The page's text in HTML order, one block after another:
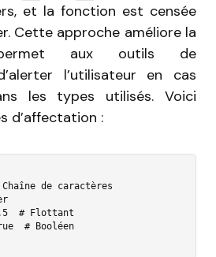
et la fonction est censée
Cette approche améliore la
aux outils de
l’utilisateur en cas
les types utilisés. Voici
d’affectation :
de caractères
# Flottant
# Booléen